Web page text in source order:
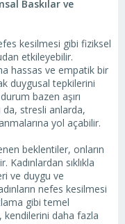
Baskılar ve
kesilmesi gibi fiziksel
etkileyebilir.
hassas ve empatik bir
duygusal tepkilerini
bazen aşırı
stresli anlarda,
yol açabilir.
beklentiler, onların
Kadınlardan sıklıkla
ve duygu ve
nefes kesilmesi
gibi temel
kendilerini daha fazla